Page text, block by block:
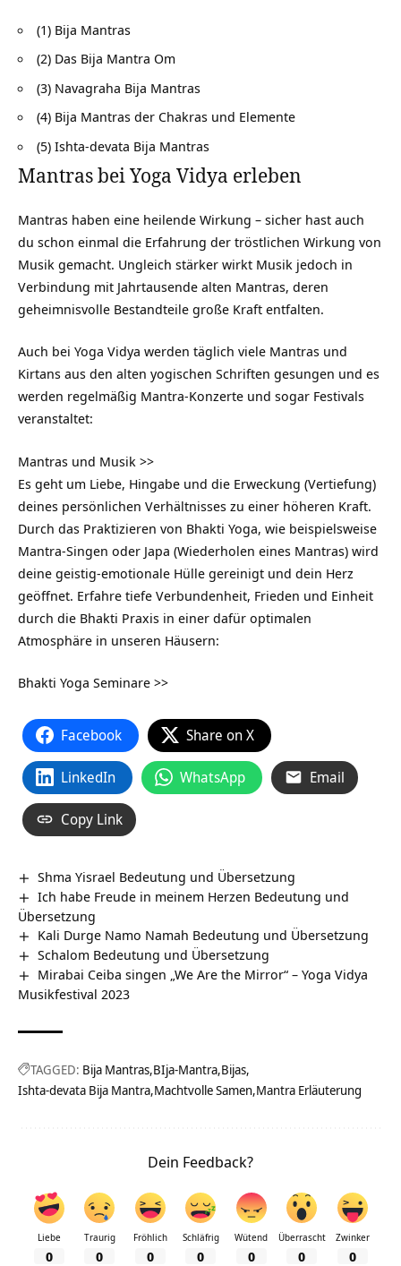
(1) Bija Mantras
(2) Das Bija Mantra Om
(3) Navagraha Bija Mantras
(4) Bija Mantras der Chakras und Elemente
(5) Ishta-devata Bija Mantras
Mantras bei Yoga Vidya erleben
Mantras haben eine heilende Wirkung – sicher hast auch
du schon einmal die Erfahrung der tröstlichen Wirkung von
Musik gemacht. Ungleich stärker wirkt Musik jedoch in
Verbindung mit Jahrtausende alten Mantras, deren
geheimnisvolle Bestandteile große Kraft entfalten.
Auch bei Yoga Vidya werden täglich viele Mantras und
Kirtans aus den alten yogischen Schriften gesungen und es
werden regelmäßig Mantra-Konzerte und sogar Festivals
veranstaltet:
Mantras und Musik >>
Es geht um Liebe, Hingabe und die Erweckung (Vertiefung)
deines persönlichen Verhältnisses zu einer höheren Kraft.
Durch das Praktizieren von Bhakti Yoga, wie beispielsweise
Mantra-Singen oder Japa (Wiederholen eines Mantras) wird
deine geistig-emotionale Hülle gereinigt und dein Herz
geöffnet. Erfahre tiefe Verbundenheit, Frieden und Einheit
durch die Bhakti Praxis in einer dafür optimalen
Atmosphäre in unseren Häusern:
Bhakti Yoga Seminare >>
Facebook Share on X
LinkedIn WhatsApp Email
Copy Link
Shma Yisrael Bedeutung und Übersetzung
Ich habe Freude in meinem Herzen Bedeutung und
Übersetzung
Kali Durge Namo Namah Bedeutung und Übersetzung
Schalom Bedeutung und Übersetzung
Mirabai Ceiba singen „We Are the Mirror“ – Yoga Vidya
Musikfestival 2023
TAGGED: Bija Mantras BIja-Mantra Bijas
Ishta-devata Bija Mantra Machtvolle Samen Mantra Erläuterung
Dein Feedback?
Liebe
0
Traurig
0
Fröhlich
0
Schläfrig
0
Wütend
0
Überrascht
0
Zwinker
0